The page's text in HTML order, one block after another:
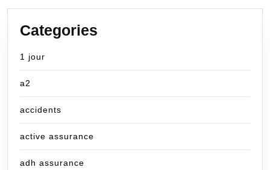
Categories
1 jour
a2
accidents
active assurance
adh assurance